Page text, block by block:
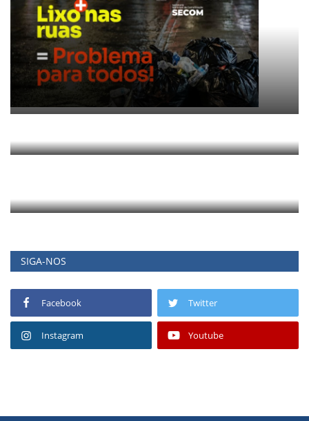
SIGA-NOS
Facebook Twitter
Instagram Youtube